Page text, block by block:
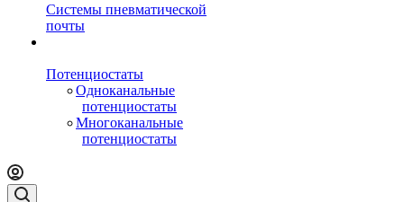
Системы пневматической
почты
Потенциостаты
Одноканальные
потенциостаты
Многоканальные
потенциостаты